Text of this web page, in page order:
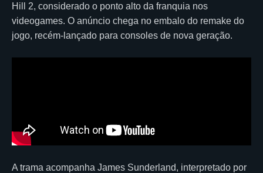
Hill 2, considerado o ponto alto da franquia nos
videogames. O anúncio chega no embalo do remake do
jogo, recém-lançado para consoles de nova geração.
A trama acompanha James Sunderland, interpretado por